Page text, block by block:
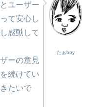
たぁboy
ユーザー
て安心し
感動して
ーの意見
続けてい
たいで